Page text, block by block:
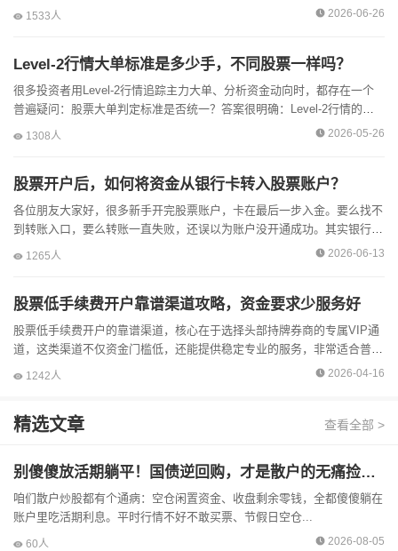
业板、科创板、北交所、港股通、可转债等特殊板块，都需要满足资
1533人 2026-06-26
Level-2行情大单标准是多少手，不同股票一样吗？
很多投资者用Level-2行情追踪主力大单、分析资金动向时，都存在一个
普遍疑问：股票大单判定标准是否统一？答案很明确：Level-2行情的大
单标准并不固定，不同股票的判定门槛差异极大。交易所没有...
1308人 2026-05-26
股票开户后，如何将资金从银行卡转入股票账户？
各位朋友大家好，很多新手开完股票账户，卡在最后一步入金。要么找不
到转账入口，要么转账一直失败，还误以为账户没开通成功。其实银行卡
转股票账户就是银证转账，只有两种正规操作路径，同时有硬性时间和权
1265人 2026-06-13
股票低手续费开户靠谱渠道攻略，资金要求少服务好
股票低手续费开户的靠谱渠道，核心在于选择头部持牌券商的专属VIP通
道，这类渠道不仅资金门槛低，还能提供稳定专业的服务，非常适合普通
投资者办理。想要获得低手续费费率，不建议直接在券商官方APP自主...
1242人 2026-04-16
精选文章 查看全部 >
别傻傻放活期躺平！国债逆回购，才是散户的无痛捡钱神器
咱们散户炒股都有个通病：空仓闲置资金、收盘剩余零钱，全都傻傻躺在
账户里吃活期利息。平时行情不好不敢买票、节假日空仓...
60人 2026-08-05